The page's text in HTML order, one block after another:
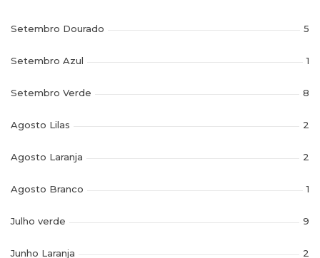
Setembro Dourado 5
Setembro Azul 1
Setembro Verde 8
Agosto Lilas 2
Agosto Laranja 2
Agosto Branco 1
Julho verde 9
Junho Laranja 2